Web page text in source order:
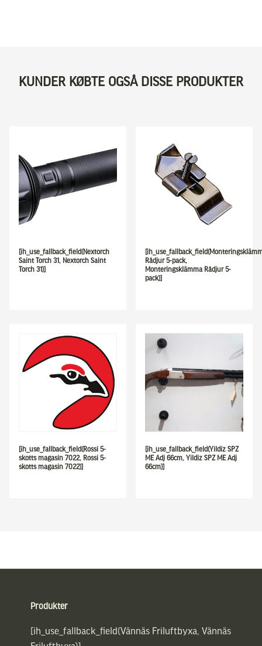
KUNDER KØBTE OGSÅ DISSE PRODUKTER
[ih_use_fallback_field(Nextorch
Saint Torch 31, Nextorch Saint
Torch 31)]
Rådjur 5-pack,
Monteringsklämma Rådjur 5-
pack)]
[ih_use_fallback_field(Rossi 5-
skotts magasin 7022, Rossi 5-
skotts magasin 7022)]
[ih_use_fallback_field(Yildiz SPZ
ME Adj 66cm, Yildiz SPZ ME Adj
66cm)]
Produkter
[ih_use_fallback_field(Vännäs Friluftbyxa, Vännäs